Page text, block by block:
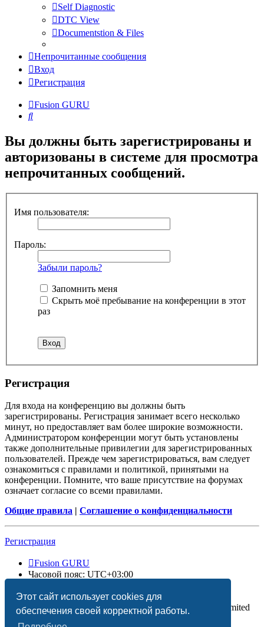
Этот сайт использует cookies для
обеспечения своей корректной работы.
Self Diagnostic
DTC View
Documentstion & Files
Непрочитанные сообщения
Вход
Регистрация
Fusion GURU
Поиск
Вы должны быть зарегистрированы и
авторизованы в системе для просмотра
непрочитанных сообщений.
Имя пользователя:
Пароль:
Забыли пароль?
Запомнить меня
Скрыть моё пребывание на конференции в этот
раз
Регистрация
Для входа на конференцию вы должны быть
зарегистрированы. Регистрация занимает всего несколько
минут, но предоставляет вам более широкие возможности.
Администратором конференции могут быть установлены
также дополнительные привилегии для зарегистрированных
пользователей. Прежде чем зарегистрироваться, вам следует
ознакомиться с правилами и политикой, принятыми на
конференции. Помните, что ваше присутствие на форумах
означает согласие со всеми правилами.
Общие правила | Соглашение о конфиденциальности
Регистрация
Fusion GURU
Часовой пояс: UTC+03:00
Создано на основеphpBB® Forum Software © phpBB Limited